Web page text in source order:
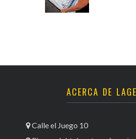
ACERCA DE
Calle el Juego 10